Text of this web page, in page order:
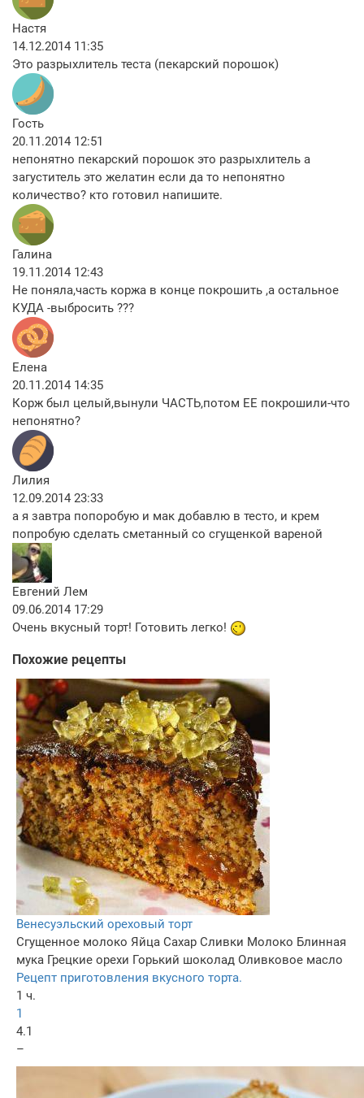
Настя
14.12.2014 11:35
Это разрыхлитель теста (пекарский порошок)
Гость
20.11.2014 12:51
непонятно пекарский порошок это разрыхлитель а
загуститель это желатин если да то непонятно
количество? кто готовил напишите.
Галина
19.11.2014 12:43
Не поняла,часть коржа в конце покрошить ,а остальное
КУДА -выбросить ???
Елена
20.11.2014 14:35
Корж был целый,вынули ЧАСТЬ,потом ЕЕ покрошили-что
непонятно?
Лилия
12.09.2014 23:33
а я завтра попоробую и мак добавлю в тесто, и крем
попробую сделать сметанный со сгущенкой вареной
Евгений Лем
09.06.2014 17:29
Очень вкусный торт! Готовить легко!
Похожие рецепты
Венесуэльский ореховый торт
Сгущенное молоко Яйца Сахар Сливки Молоко Блинная
мука Грецкие орехи Горький шоколад Оливковое масло
Рецепт приготовления вкусного торта.
1 ч.
1
4.1
–